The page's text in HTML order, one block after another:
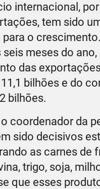
internacional,
tem sido
para o
meses do ano,
das
bilhões e do
bilhões.
coordenador da
sido decisivos
as carnes de
trigo, soja,
que esses